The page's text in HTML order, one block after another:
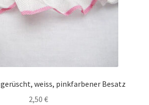
weiss, pinkfarbener Besatz
2,50 €